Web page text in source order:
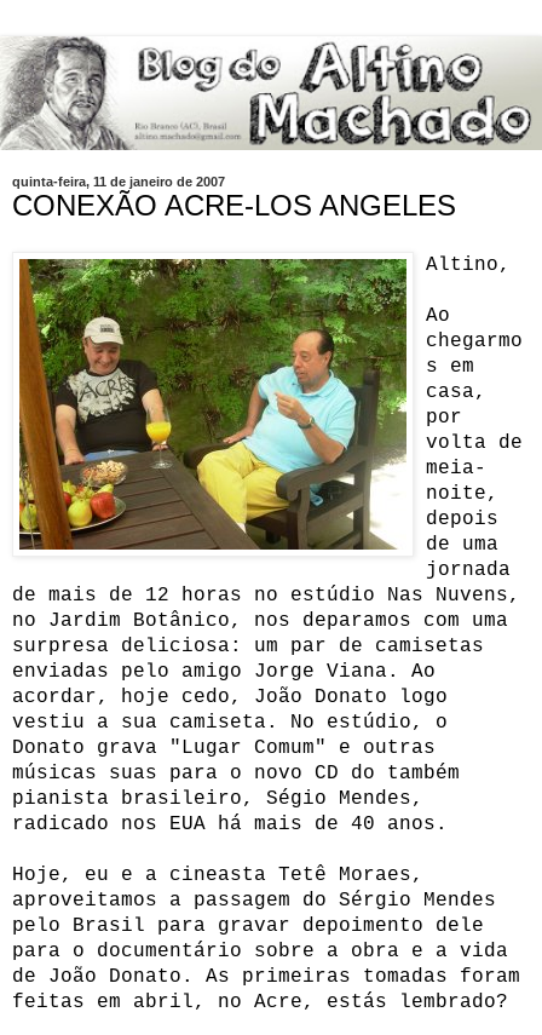
quinta-feira, 11 de janeiro de 2007
CONEXÃO ACRE-LOS ANGELES
Altino,
Ao
chegarmo
s em
casa,
por
volta de
meia-
noite,
depois
de uma
jornada
de mais de 12 horas no estúdio Nas Nuvens,
no Jardim Botânico, nos deparamos com uma
surpresa deliciosa: um par de camisetas
enviadas pelo amigo Jorge Viana. Ao
acordar, hoje cedo, João Donato logo
vestiu a sua camiseta.
No estúdio, o
Donato grava "Lugar Comum" e outras
músicas suas para o novo CD do também
pianista brasileiro, Ségio Mendes,
radicado nos EUA há mais de 40 anos.
Hoje, eu e a cineasta Tetê Moraes,
aproveitamos a passagem do Sérgio Mendes
pelo Brasil para gravar depoimento dele
para o documentário sobre a obra e a vida
de João Donato. As primeiras tomadas foram
feitas em abril, no Acre, estás lembrado?